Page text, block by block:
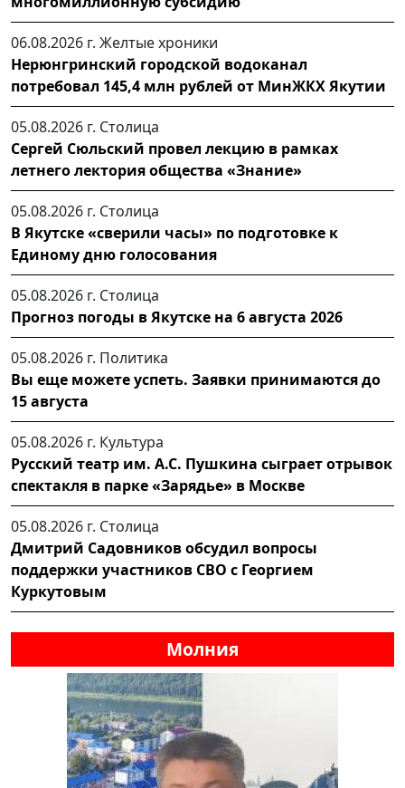
06.08.2026 г. Желтые хроники
Нерюнгринский городской водоканал
потребовал 145,4 млн рублей от МинЖКХ Якутии
05.08.2026 г. Столица
Сергей Сюльский провел лекцию в рамках
летнего лектория общества «Знание»
05.08.2026 г. Столица
В Якутске «сверили часы» по подготовке к
Единому дню голосования
05.08.2026 г. Столица
Прогноз погоды в Якутске на 6 августа 2026
05.08.2026 г. Политика
Вы еще можете успеть. Заявки принимаются до
15 августа
05.08.2026 г. Культура
Русский театр им. А.С. Пушкина сыграет отрывок
спектакля в парке «Зарядье» в Москве
05.08.2026 г. Столица
Дмитрий Садовников обсудил вопросы
поддержки участников СВО с Георгием
Куркутовым
Молния